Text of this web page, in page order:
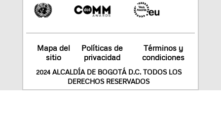
Mapa del
sitio
Políticas de
privacidad
Términos y
condiciones
2024 ALCALDÍA DE BOGOTÁ D.C. TODOS LOS
DERECHOS RESERVADOS